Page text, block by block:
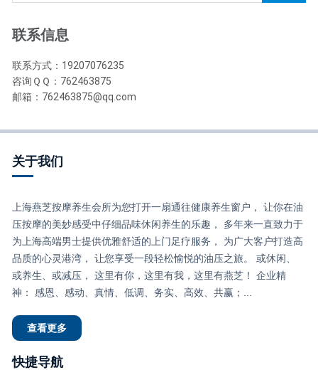
联系信息
联系方式：19207076235
咨询ＱＱ：762463875
邮箱：762463875@qq.com
关于我们
上海燕芝按摩养生会所为您打开一扇通往健康养生窗户， 让你在油
压按摩的美妙感受中仔细品味休闲养生的乐趣， 多年来一直致力于
为上海高端男士提供优雅舒适的上门足疗服务， 为广大客户打造高
品质的心灵港湾， 让您享受一段轻松愉悦的油压之旅。 或休闲、
或养生、或减压， 这里有你，这里有我，这里有燕芝！ 企业精
神： 感恩、感动、真情、低调、务实、高效、共赢；...
查看更多
快捷导航